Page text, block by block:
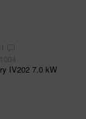
1
IV202 7.0 kW